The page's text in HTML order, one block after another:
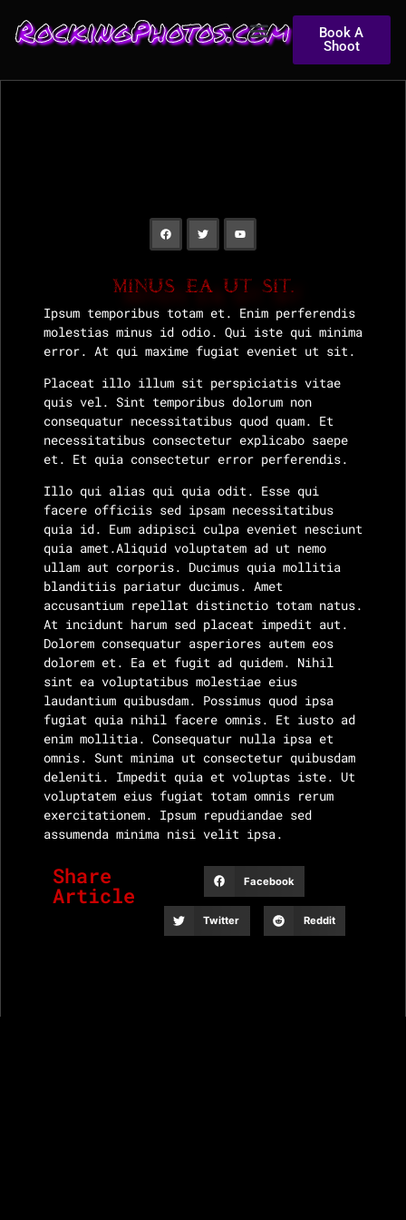
RockingPhotos.com
Book A
Shoot
MINUS EA UT SIT.
Ipsum temporibus totam et. Enim perferendis
molestias minus id odio. Qui iste qui minima
error. At qui maxime fugiat eveniet ut sit.
Placeat illo illum sit perspiciatis vitae
quis vel. Sint temporibus dolorum non
consequatur necessitatibus quod quam. Et
necessitatibus consectetur explicabo saepe
et. Et quia consectetur error perferendis.
Illo qui alias qui quia odit. Esse qui
facere officiis sed ipsam necessitatibus
quia id. Eum adipisci culpa eveniet nesciunt
quia amet.Aliquid voluptatem ad ut nemo
ullam aut corporis. Ducimus quia mollitia
blanditiis pariatur ducimus. Amet
accusantium repellat distinctio totam natus.
At incidunt harum sed placeat impedit aut.
Dolorem consequatur asperiores autem eos
dolorem et. Ea et fugit ad quidem. Nihil
sint ea voluptatibus molestiae eius
laudantium quibusdam. Possimus quod ipsa
fugiat quia nihil facere omnis. Et iusto ad
enim mollitia. Consequatur nulla ipsa et
omnis. Sunt minima ut consectetur quibusdam
deleniti. Impedit quia et voluptas iste. Ut
voluptatem eius fugiat totam omnis rerum
exercitationem. Ipsum repudiandae sed
assumenda minima nisi velit ipsa.
Share
Article
Facebook
Twitter Reddit